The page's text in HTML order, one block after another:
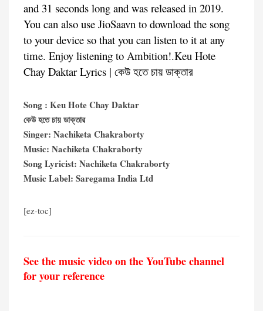
and 31 seconds long and was released in 2019.
You can also use JioSaavn to download the song
to your device so that you can listen to it at any
time. Enjoy listening to Ambition!.Keu Hote
Chay Daktar Lyrics | কেউ হতে চায় ডাক্তার
Song : Keu Hote Chay Daktar
কেউ হতে চায় ডাক্তার
Singer: Nachiketa Chakraborty
Music: Nachiketa Chakraborty
Song Lyricist: Nachiketa Chakraborty
Music Label: Saregama India Ltd
[ez-toc]
See the music video on the YouTube channel
for your reference